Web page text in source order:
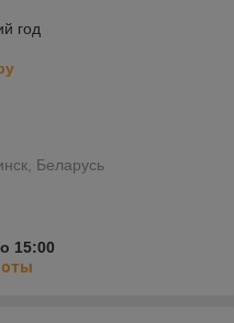
год
Беларусь
15:00